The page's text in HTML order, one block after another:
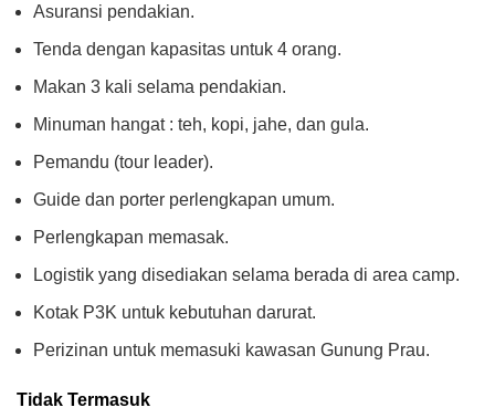
Asuransi pendakian.
Tenda dengan kapasitas untuk 4 orang.
Makan 3 kali selama pendakian.
Minuman hangat : teh, kopi, jahe, dan gula.
Pemandu (tour leader).
Guide dan porter perlengkapan umum.
Perlengkapan memasak.
Logistik yang disediakan selama berada di area camp.
Kotak P3K untuk kebutuhan darurat.
Perizinan untuk memasuki kawasan Gunung Prau.
Tidak Termasuk